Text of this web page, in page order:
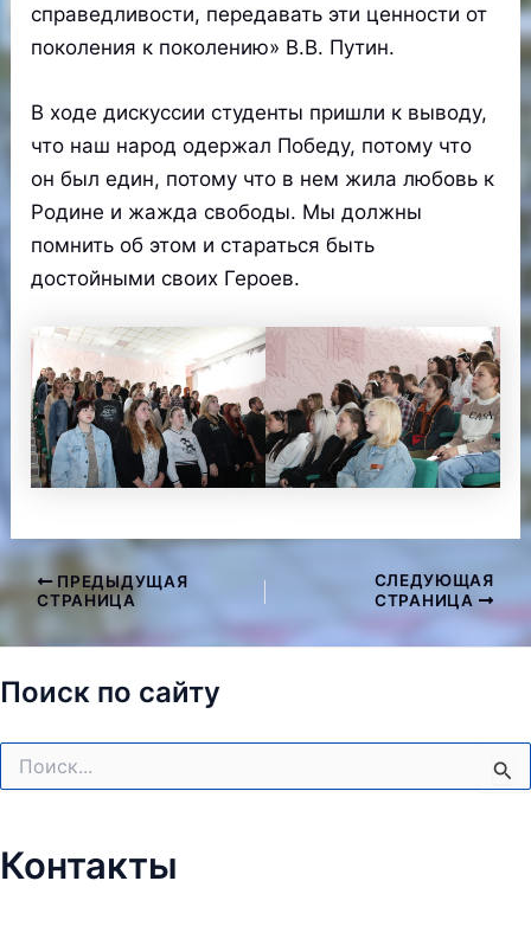
справедливости, передавать эти ценности от
поколения к поколению» В.В. Путин.
В ходе дискуссии студенты пришли к выводу,
что наш народ одержал Победу, потому что
он был един, потому что в нем жила любовь к
Родине и жажда свободы. Мы должны
помнить об этом и стараться быть
достойными своих Героев.
Навигация
записям
ПРЕДЫДУЩАЯ
СТРАНИЦА
СЛЕДУЮЩАЯ
СТРАНИЦА
Поиск по сайту
Контакты